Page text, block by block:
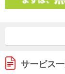
サービス